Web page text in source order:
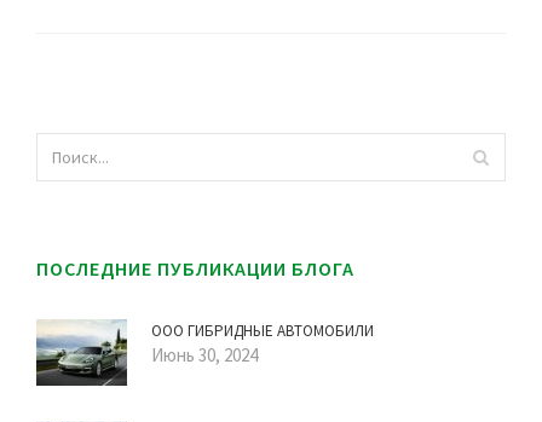
ПОСЛЕДНИЕ ПУБЛИКАЦИИ БЛОГА
ООО ГИБРИДНЫЕ АВТОМОБИЛИ
Июнь 30, 2024